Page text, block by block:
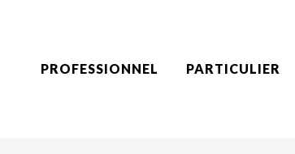
PROFESSIONNEL PARTICULIER